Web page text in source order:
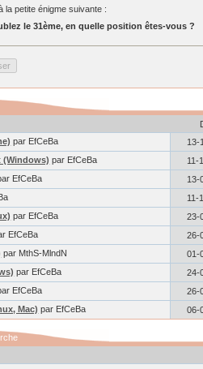
la petite énigme suivante :
le 31ème, en quelle position êtes-vous ?
par EfCeBa 13-
(Windows) par EfCeBa 11-
EfCeBa 13-
11-
par EfCeBa 23-
EfCeBa 26-
par MthS-MlndN 01-
par EfCeBa 24-
EfCeBa 26-
Mac) par EfCeBa 06-